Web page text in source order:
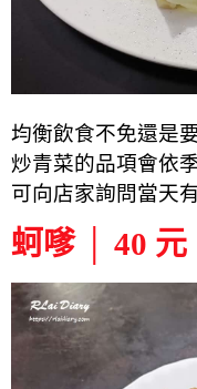
均衡飲食不免還是
炒青菜的品項會依
可向店家詢問當天
蚵嗲 │ 40 元